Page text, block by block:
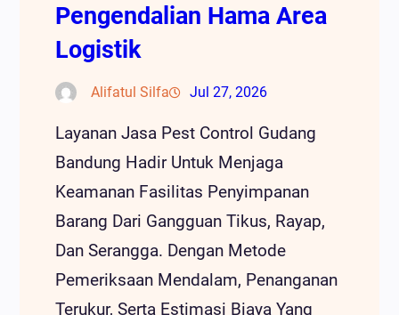
Pengendalian Hama Area
Logistik
Alifatul Silfa Jul 27, 2026
Layanan Jasa Pest Control Gudang
Bandung Hadir Untuk Menjaga
Keamanan Fasilitas Penyimpanan
Barang Dari Gangguan Tikus, Rayap,
Dan Serangga. Dengan Metode
Pemeriksaan Mendalam, Penanganan
Terukur, Serta Estimasi Biaya Yang